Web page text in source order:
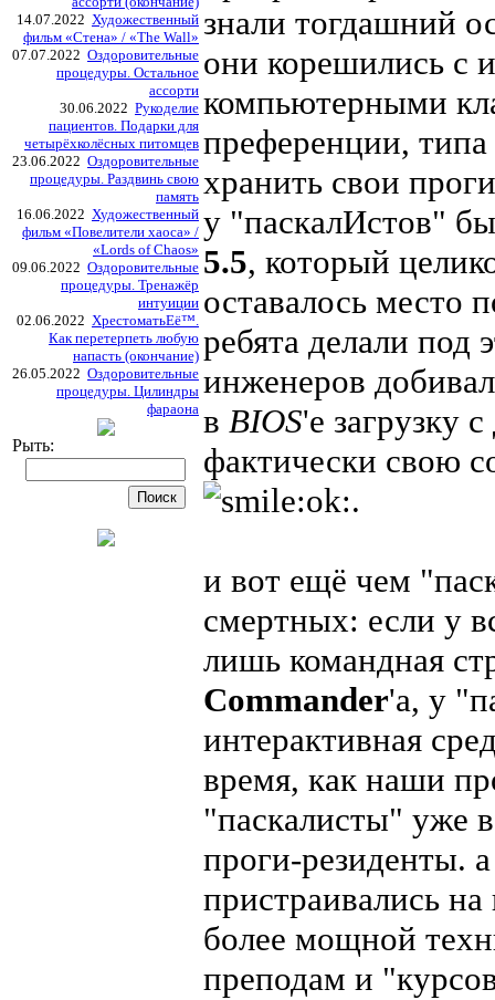
14.07.2022 Художественный
фильм «Стена» / «The Wall»
07.07.2022 Оздоровительные
процедуры. Остальное
ассорти
30.06.2022 Рукоделие
пациентов. Подарки для
четырёхколёсных питомцев
23.06.2022 Оздоровительные
процедуры. Раздвинь свою
память
16.06.2022 Художественный
фильм «Повелители хаоса» /
«Lords of Chaos»
09.06.2022 Оздоровительные
процедуры. Тренажёр
интуиции
02.06.2022 ХрестоматьЕё™.
Как перетерпеть любую
напасть (окончание)
26.05.2022 Оздоровительные
процедуры. Цилиндры
фараона
Рыть:
знали тогдашний
они корешились с
компьютерными
преференции, типа
хранить свои
у "паскалИстов"
5.5, который
оставалось место
ребята делали под
инженеров
в BIOS'е загрузку
фактически свою
.
и вот ещё чем
смертных: если у
лишь командная
Commander'а, у
интерактивная
время, как наши
"паскалисты" уже
проги-резиденты.
пристраивались
более мощной
преподам и